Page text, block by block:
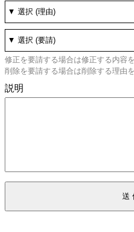
修正を要請する場合は修正する内容
削除を要請する場合は削除する理由
説明
送